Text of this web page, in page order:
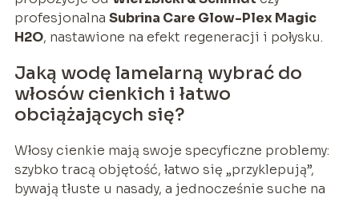
profesjonalna Subrina Care Glow-Plex Magic
H2O, nastawione na efekt regeneracji i połysku.
Jaką wodę lamelarną wybrać do
włosów cienkich i łatwo
obciążających się?
Włosy cienkie mają swoje specyficzne problemy:
szybko tracą objętość, łatwo się „przyklepują”,
bywają tłuste u nasady, a jednocześnie suche na